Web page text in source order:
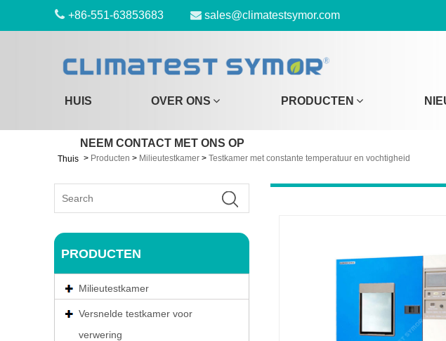
+86-551-63853683 sales@climatestsymor.com
HUIS OVER ONS PRODUCTEN
NEEM CONTACT MET ONS OP
Thuis > Producten > Milieutestkamer > Testkamer met constante temperatuur en vochtigheid
PRODUCTEN
Milieutestkamer
Versnelde testkamer voor
verwering